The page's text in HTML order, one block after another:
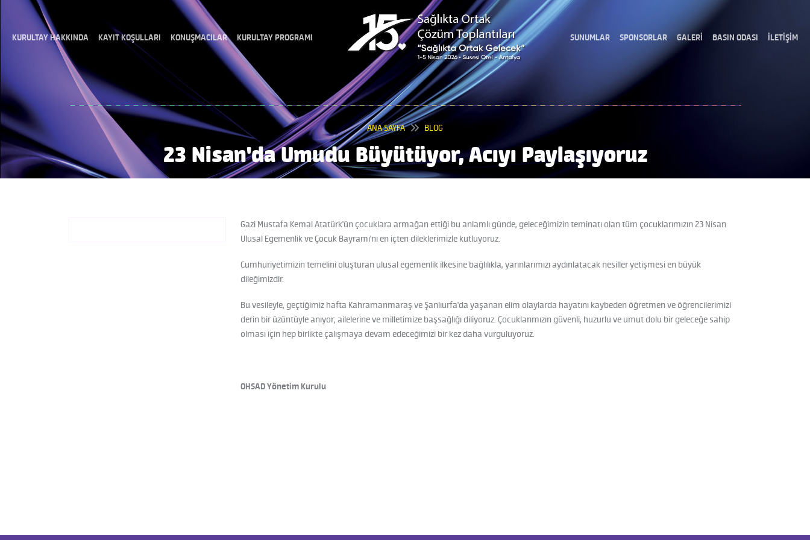
KURULTAY HAKKINDA KAYIT KOŞULLARI KONUŞMACILAR KURULTAY PROGRAMI SUNUMLAR SPONSORLAR GALERİ BASIN ODASI İLETİŞİM
ANA SAYFA BLOG
23 Nisan'da Umudu Büyütüyor, Acıyı Paylaşıyoruz
Gazi Mustafa Kemal Atatürk'ün çocuklara armağan ettiği bu anlamlı günde, geleceğimizin teminatı olan tüm çocuklarımızın 23 Nisan
Ulusal Egemenlik ve Çocuk Bayramı'nı en içten dileklerimizle kutluyoruz.
Cumhuriyetimizin temelini oluşturan ulusal egemenlik ilkesine bağlılıkla, yarınlarımızı aydınlatacak nesiller yetişmesi en büyük
dileğimizdir.
Bu vesileyle, geçtiğimiz hafta Kahramanmaraş ve Şanlıurfa'da yaşanan elim olaylarda hayatını kaybeden öğretmen ve öğrencilerimizi
derin bir üzüntüyle anıyor; ailelerine ve milletimize başsağlığı diliyoruz. Çocuklarımızın güvenli, huzurlu ve umut dolu bir geleceğe sahip
olması için hep birlikte çalışmaya devam edeceğimizi bir kez daha vurguluyoruz.
OHSAD Yönetim Kurulu